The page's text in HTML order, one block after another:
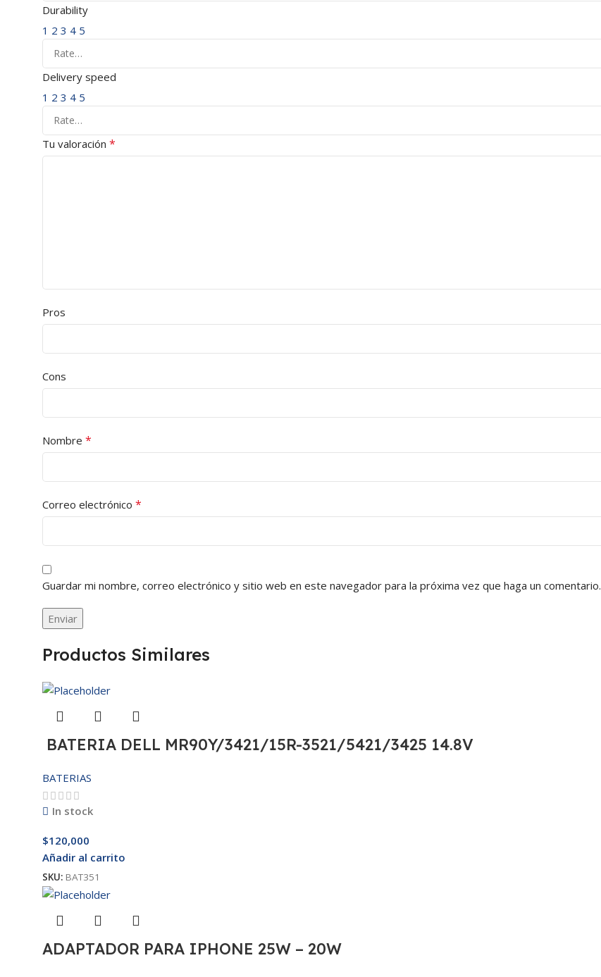
Durability
1 2 3 4 5
Delivery speed
1 2 3 4 5
Tu valoración *
Pros
Cons
Nombre *
Correo electrónico *
Guardar mi nombre, correo electrónico y sitio web en este navegador para la próxima vez que haga un comentario.
Productos Similares
BATERIA DELL MR90Y/3421/15R-3521/5421/3425 14.8V
BATERIAS
In stock
$120,000
Añadir al carrito
SKU: BAT351
ADAPTADOR PARA IPHONE 25W – 20W